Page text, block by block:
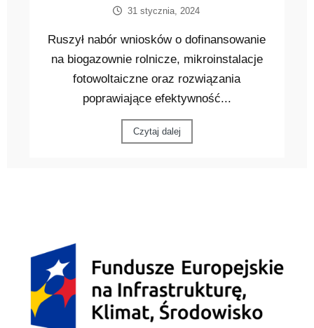
31 stycznia, 2024
Ruszył nabór wniosków o dofinansowanie
na biogazownie rolnicze, mikroinstalacje
fotowoltaiczne oraz rozwiązania
poprawiające efektywność...
Czytaj dalej